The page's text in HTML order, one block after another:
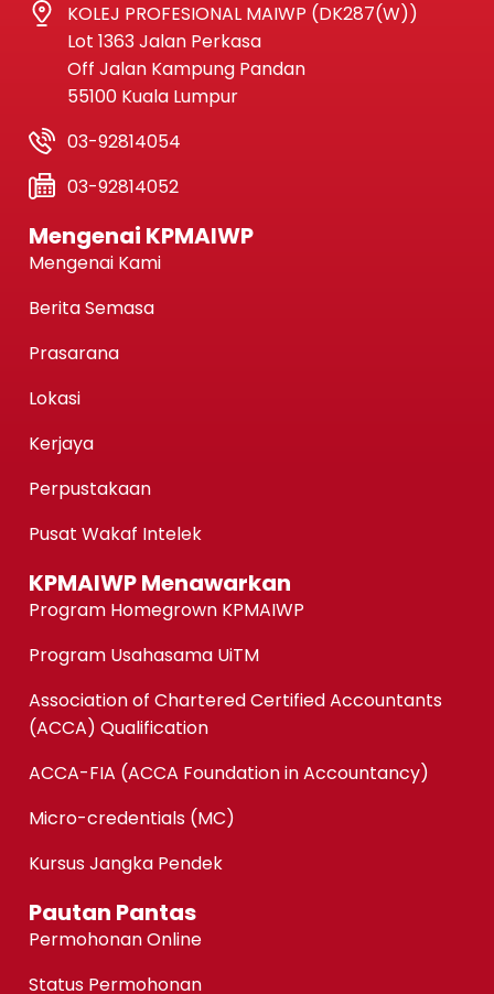
KOLEJ PROFESIONAL MAIWP (DK287(W))
Lot 1363 Jalan Perkasa
Off Jalan Kampung Pandan
55100 Kuala Lumpur
03-92814054
03-92814052
Mengenai KPMAIWP
Mengenai Kami
Berita Semasa
Prasarana
Lokasi
Kerjaya
Perpustakaan
Pusat Wakaf Intelek
KPMAIWP Menawarkan
Program Homegrown KPMAIWP
Program Usahasama UiTM
Association of Chartered Certified Accountants
(ACCA) Qualification
ACCA-FIA (ACCA Foundation in Accountancy)
Micro-credentials (MC)
Kursus Jangka Pendek
Pautan Pantas
Permohonan Online
Status Permohonan